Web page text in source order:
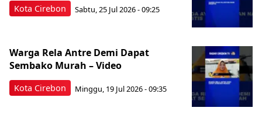
Kota Cirebon Sabtu, 25 Jul 2026 - 09:25
Kota Cirebon
Warga Rela Antre Demi Dapat
Sembako Murah – Video
Minggu, 19 Jul 2026 - 09:35